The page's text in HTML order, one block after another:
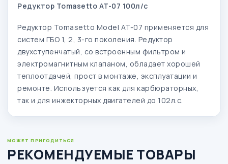
Редуктор Tomasetto AT-07 100л/с
Редуктор Tomasetto Model AT-07 применяется для
систем ГБО 1, 2, 3-го поколения. Редуктор
двухступенчатый, со встроенным фильтром и
электромагнитным клапаном, обладает хорошей
теплоотдачей, прост в монтаже, эксплуатации и
ремонте. Используется как для карбюраторных,
так и для инжекторных двигателей до 102л.с.
МОЖЕТ ПРИГОДИТЬСЯ
РЕКОМЕНДУЕМЫЕ ТОВАРЫ